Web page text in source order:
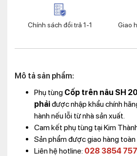
Chính sách đổi trả 1-1 Giao
Mô tả sản phẩm:
Phụ tùng Cốp trên nâu SH
phảiđược nhập khẩu chính
hành nếu lỗi từ nhà sản xuất.
Cam kết phụ tùng tại Kim
Sản phẩm được giao hàng toàn
Liên hệ hotline: 028 3854